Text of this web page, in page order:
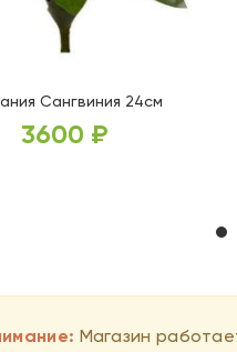
Сангвиния 24см
3600 ₽
Магазин